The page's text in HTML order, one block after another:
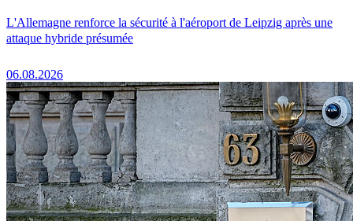
L'Allemagne renforce la sécurité à l'aéroport de Leipzig après une
attaque hybride présumée
06.08.2026